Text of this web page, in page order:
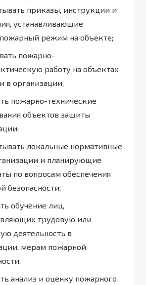
приказы, инструкции и
устанавливающие
режим на объекте;
пожарно-
работу на объектах
в организации;
пожарно-технические
объектов защиты
локальные нормативные
и планирующие
по вопросам обеспечения
безопасности;
обучение лиц,
трудовую или
деятельность в
мерам пожарной
анализ и оценку пожарного